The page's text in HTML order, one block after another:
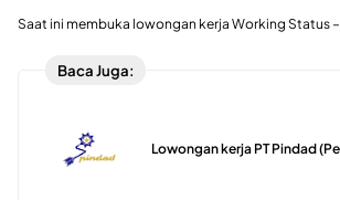
Saat ini membuka lowongan kerja Working Status –
Baca Juga:
Lowongan kerja PT Pindad